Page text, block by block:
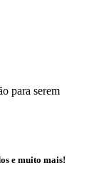
para serem
e muito mais!